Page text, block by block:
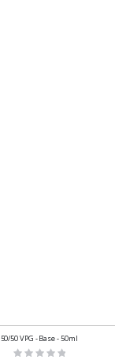
50/50 VPG - Base - 50ml
Rating: